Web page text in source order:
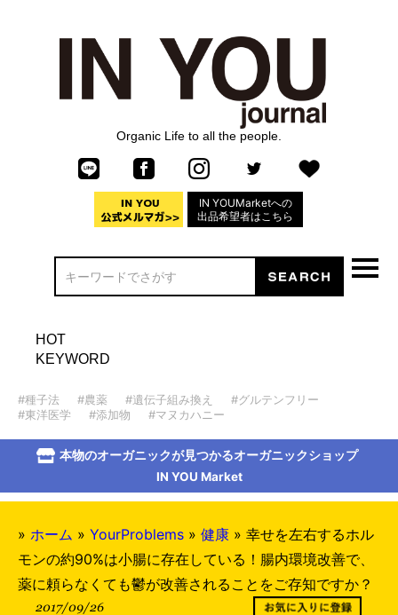
Organic Life to all the people.
IN YOUMarketへの
出品希望者はこちら
HOT
KEYWORD
#種子法 #農薬 #遺伝子組み換え
#グルテンフリー
#東洋医学
#添加物 #マヌカハニー
本物のオーガニックが見つかるオーガニックショップ
IN YOU Market
» ホーム » YourProblems » 健康 » 幸せを左右するホル
モンの約90%は小腸に存在している！腸内環境改善で、
薬に頼らなくても鬱が改善されることをご存知ですか？
2017/09/26